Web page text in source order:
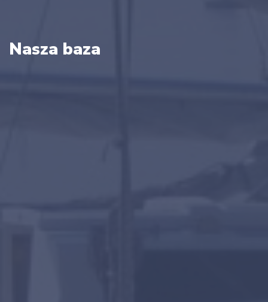
Nasza baza